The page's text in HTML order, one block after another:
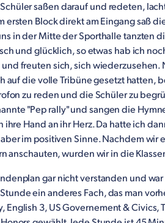
saßen darauf und redeten,
ersten Block direkt am Eingang saß
in der Mitte der Sporthalle tanzten
und glücklich, so etwas hab ich
freuten sich, sich wiederzusehen.
auf die volle Tribüne gesetzt hatten,
zu reden und die Schüler zu
"Pep rally" und sangen die
Hand an ihr Herz. Da hatte ich
im positiven Sinne. Nachdem wir
anschauten, wurden wir in die
gar nicht verstanden und
ein anderes Fach, das man
English 3, US Governement & Civics,